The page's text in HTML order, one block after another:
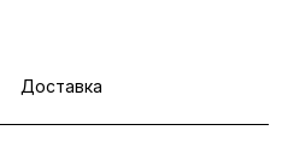
Доставка